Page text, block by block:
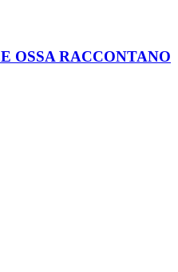
OSSA RACCONTANO